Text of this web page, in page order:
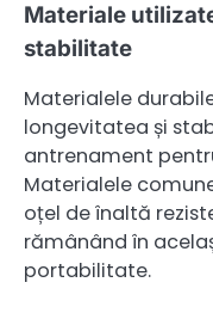
Materiale
stabilitate
Materialele
longevitatea și
antrenament
Materialele
oțel de înaltă
rămânând în
portabilitate.